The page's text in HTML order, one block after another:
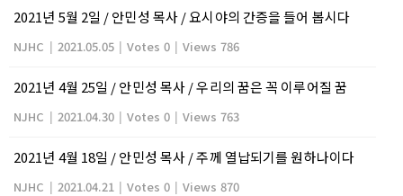
2021년 5월 2일 / 안민성 목사 / 요시야의 간증을 들어 봅시다
NJHC | 2021.05.05 | Votes 0 | Views 786
2021년 4월 25일 / 안민성 목사 / 우리의 꿈은 꼭 이루어질 꿈
NJHC | 2021.04.30 | Votes 0 | Views 763
2021년 4월 18일 / 안민성 목사 / 주께 열납되기를 원하나이다
NJHC | 2021.04.21 | Votes 0 | Views 870